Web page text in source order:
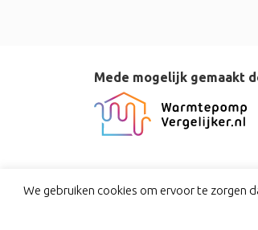
Mede mogelijk gemaakt
We gebruiken cookies om ervoor te zorgen